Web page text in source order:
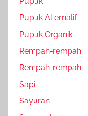
Pupuk Alternatif
Pupuk Organik
Rempah-rempah
Rempah-rempah
Sapi
Sayuran